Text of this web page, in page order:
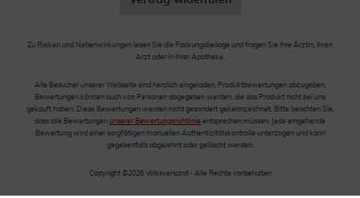
Zu Risiken und Nebenwirkungen lesen Sie die Packungsbeilage und fragen Sie Ihre Ärztin, Ihren
Arzt oder in Ihrer Apotheke.
Alle Besucher unserer Webseite sind herzlich eingeladen, Produktbewertungen abzugeben.
Bewertungen können auch von Personen abgegeben werden, die das Produkt nicht bei uns
gekauft haben. Diese Bewertungen werden nicht gesondert gekennzeichnet. Bitte beachten Sie,
dass alle Bewertungen unserer Bewertungsrichtlinie entsprechen müssen. Jede eingehende
Bewertung wird einer sorgfältigen manuellen Authentizitätskontrolle unterzogen und kann
gegebenfalls abgelehnt oder gelöscht werden.
Copyright ©2026 Volksversand - Alle Rechte vorbehalten